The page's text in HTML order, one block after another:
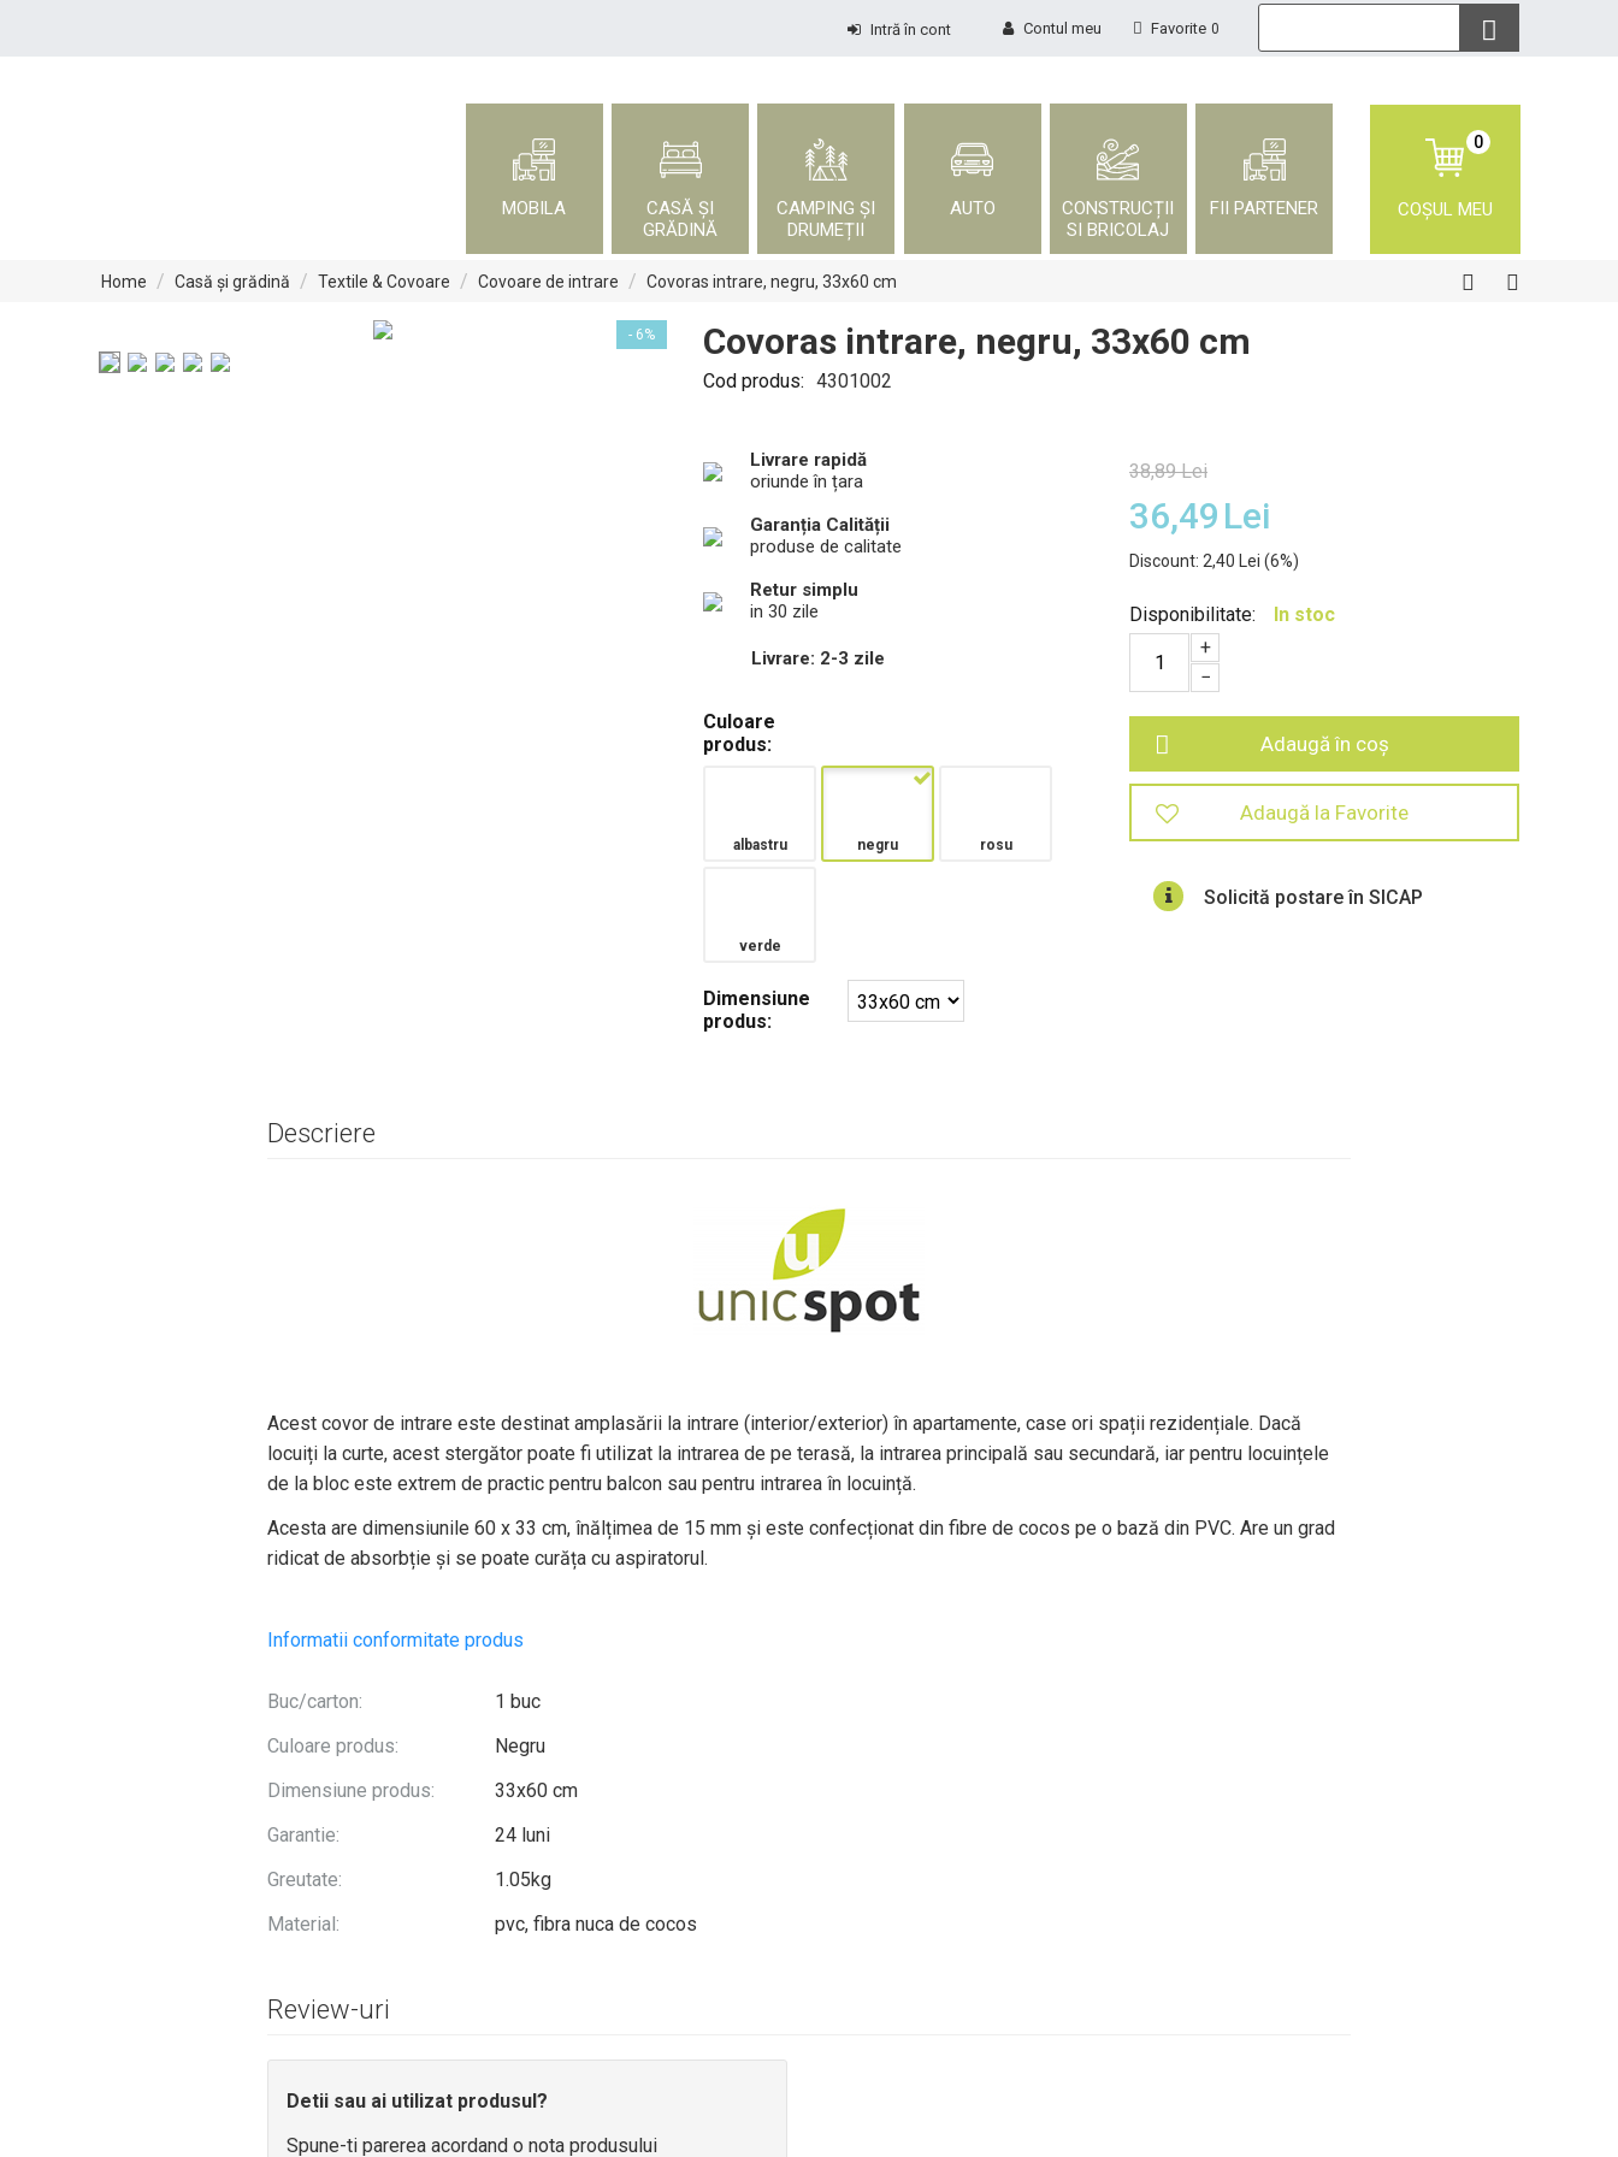
Favorite 0
Contul meu
Intră în cont
MOBILA
CASĂ ȘI
GRĂDINĂ
CAMPING ȘI
DRUMEȚII
AUTO
CONSTRUCȚII
SI BRICOLAJ
FII PARTENER
0
COȘUL MEU
Home / Casă și grădină / Textile & Covoare / Covoare de intrare / Covoras intrare, negru, 33x60 cm
- 6% Covoras intrare, negru, 33x60 cm
Cod produs: 4301002
Livrare rapidă
oriunde în țara
Garanția Calității
produse de calitate
Retur simplu
in 30 zile
Livrare: 2-3 zile
Culoare
produs:
albastru negru rosu
verde
Dimensiune
produs:
38,89 Lei
36,49 Lei
Discount: 2,40 Lei (6%)
Disponibilitate:
In stoc
+
−
Adaugă în coș
Adaugă la Favorite
Solicită postare în SICAP
Descriere
Acest covor de intrare este destinat amplasării la intrare (interior/exterior) în apartamente, case ori spații rezidențiale. Dacă
locuiți la curte, acest stergător poate fi utilizat la intrarea de pe terasă, la intrarea principală sau secundară, iar pentru locuințele
de la bloc este extrem de practic pentru balcon sau pentru intrarea în locuință.
Acesta are dimensiunile 60 x 33 cm, înălțimea de 15 mm și este confecționat din fibre de cocos pe o bază din PVC. Are un grad
ridicat de absorbție și se poate curăța cu aspiratorul.
Informatii conformitate produs
Buc/carton:
1 buc
Culoare produs:
Negru
Dimensiune produs:
33x60 cm
Garantie:
24 luni
Greutate:
1.05kg
Material:
pvc, fibra nuca de cocos
Review-uri
Detii sau ai utilizat produsul?
Spune-ti parerea acordand o nota produsului